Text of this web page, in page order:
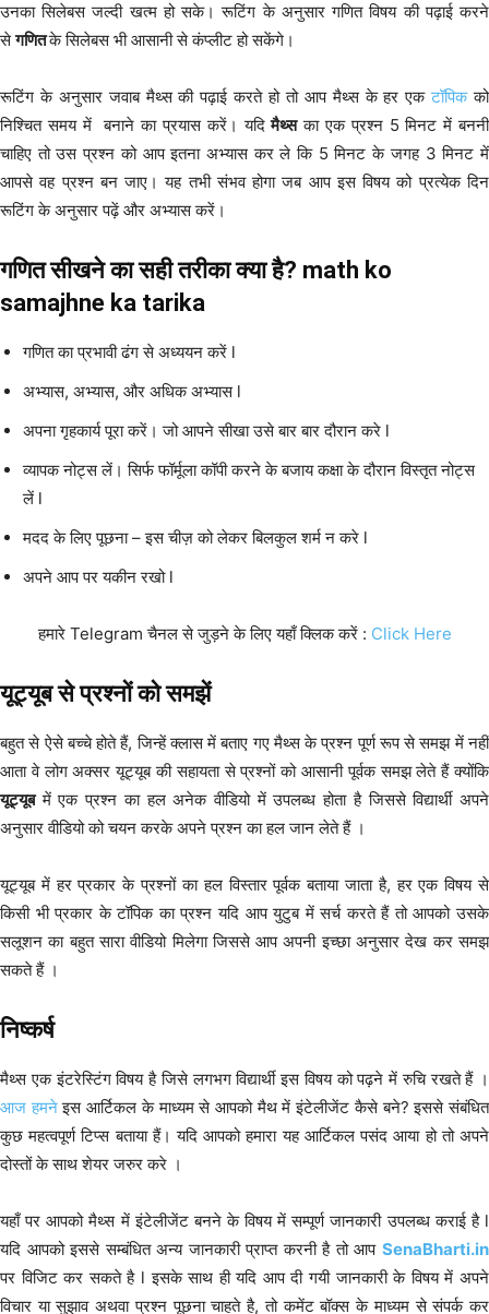
उनका सिलेबस जल्दी खत्म हो सके। रूटिंग के अनुसार गणित विषय की पढ़ाई करने
सेगणितके सिलेबस भी आसानी से कंप्लीट हो सकेंगे।
रूटिंग के अनुसार जवाब मैथ्स की पढ़ाई करते हो तो आप मैथ्स के हर एकटॉपिकको
निश्चित समय में बनाने का प्रयास करें। यदिमैथ्सका एक प्रश्न 5 मिनट में बननी
चाहिए तो उस प्रश्न को आप इतना अभ्यास कर ले कि 5 मिनट के जगह 3 मिनट में
आपसे वह प्रश्न बन जाए। यह तभी संभव होगा जब आप इस विषय को प्रत्येक दिन
रूटिंग के अनुसार पढ़ें और अभ्यास करें।
गणित सीखने का सही तरीका क्या है? math ko
samajhne ka tarika
गणित का प्रभावी ढंग से अध्ययन करें l
अभ्यास, अभ्यास, और अधिक अभ्यास l
अपना गृहकार्य पूरा करें। जो आपने सीखा उसे बार बार दौरान करे l
व्यापक नोट्स लें। सिर्फ फॉर्मूला कॉपी करने के बजाय कक्षा के दौरान विस्तृत नोट्स
लें l
मदद के लिए पूछना – इस चीज़ को लेकर बिलकुल शर्म न करे l
अपने आप पर यकीन रखो l
हमारे Telegram चैनल से जुड़ने के लिए यहाँ क्लिक करें : Click Here
यूट्यूब से प्रश्नों को समझें
बहुत से ऐसे बच्चे होते हैं, जिन्हें क्लास में बताए गए मैथ्स के प्रश्न पूर्ण रूप से समझ में नहीं
आता वे लोग अक्सर यूट्यूब की सहायता से प्रश्नों को आसानी पूर्वक समझ लेते हैं क्योंकि
यूट्यूबमें एक प्रश्न का हल अनेक वीडियो में उपलब्ध होता है जिससे विद्यार्थी अपने
अनुसार वीडियो को चयन करके अपने प्रश्न का हल जान लेते हैं ।
यूट्यूब में हर प्रकार के प्रश्नों का हल विस्तार पूर्वक बताया जाता है, हर एक विषय से
किसी भी प्रकार के टॉपिक का प्रश्न यदि आप युटुब में सर्च करते हैं तो आपको उसके
सलूशन का बहुत सारा वीडियो मिलेगा जिससे आप अपनी इच्छा अनुसार देख कर समझ
सकते हैं ।
निष्कर्ष
मैथ्स एक इंटरेस्टिंग विषय है जिसे लगभग विद्यार्थी इस विषय को पढ़ने में रुचि रखते हैं ।
आज हमनेइस आर्टिकल के माध्यम से आपको मैथ में इंटेलीजेंट कैसे बने? इससे संबंधित
कुछ महत्वपूर्ण टिप्स बताया हैं। यदि आपको हमारा यह आर्टिकल पसंद आया हो तो अपने
दोस्तों के साथ शेयर जरुर करे ।
यहाँ पर आपको मैथ्स में इंटेलीजेंट बनने के विषय में सम्पूर्ण जानकारी उपलब्ध कराई है l
यदि आपको इससे सम्बंधित अन्य जानकारी प्राप्त करनी है तो आप SenaBharti.in
पर विजिट कर सकते है l इसके साथ ही यदि आप दी गयी जानकारी के विषय में अपने
विचार या सुझाव अथवा प्रश्न पूछना चाहते है, तो कमेंट बॉक्स के माध्यम से संपर्क कर